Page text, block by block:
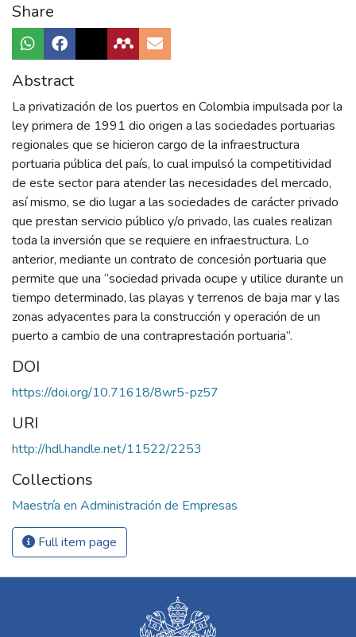
Share
Abstract
La privatización de los puertos en Colombia impulsada por la
ley primera de 1991 dio origen a las sociedades portuarias
regionales que se hicieron cargo de la infraestructura
portuaria pública del país, lo cual impulsó la competitividad
de este sector para atender las necesidades del mercado,
así mismo, se dio lugar a las sociedades de carácter privado
que prestan servicio público y/o privado, las cuales realizan
toda la inversión que se requiere en infraestructura. Lo
anterior, mediante un contrato de concesión portuaria que
permite que una “sociedad privada ocupe y utilice durante un
tiempo determinado, las playas y terrenos de baja mar y las
zonas adyacentes para la construcción y operación de un
puerto a cambio de una contraprestación portuaria”.
DOI
https://doi.org/10.71618/8wr5-pz57
URI
http://hdl.handle.net/11522/2253
Collections
Maestría en Administración de Empresas
Full item page